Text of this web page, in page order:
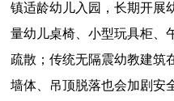
镇适龄幼儿入园，长期开展
量幼儿桌椅、小型玩具柜、
疏散；传统无隔震幼教建筑
墙体、吊顶脱落也会加剧安